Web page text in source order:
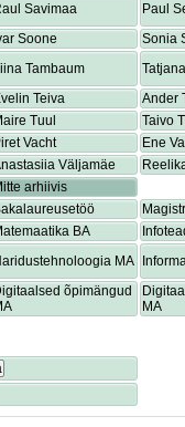
Savimaa Paul
Soone Sonia
Tambaum
Teiva Ander
Tuul Taivo
Vacht Ene
Väljamäe
arhiivis
BA
MA
õpimängud
MA